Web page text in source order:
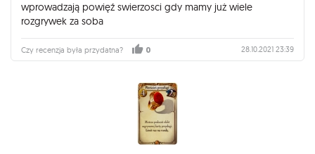
wprowadzają powięź swierzosci gdy mamy już wiele
rozgrywek za soba
Czy recenzja była przydatna? 0 28.10.2021 23:39